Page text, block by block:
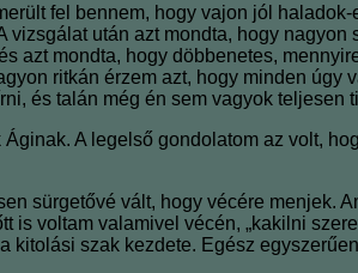
fel bennem, hogy vajon jól
vizsgálat után azt mondta, hogy
azt mondta, hogy döbbenetes,
ritkán érzem azt, hogy minden
és talán még én sem vagyok
A legelső gondolatom az volt,
sürgetővé vált, hogy vécére menjek.
is voltam valamivel vécén, „kakilni
kitolási szak kezdete. Egész